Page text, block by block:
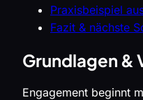
Praxisbeispiel
Fazit & nächste
Grundlagen &
Engagement beginnt